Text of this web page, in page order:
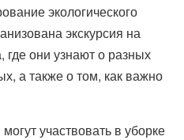
экологического
экскурсия на
где они узнают о разных
а также о том, как важно
участвовать в уборке